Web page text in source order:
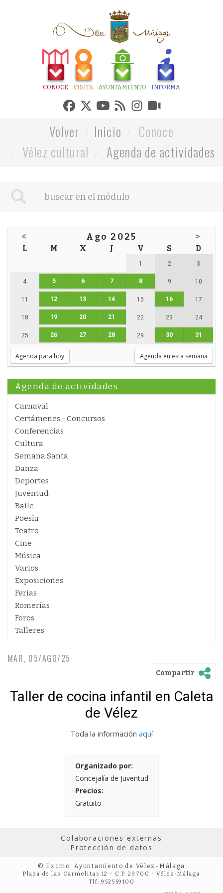
CONOCE VISITA AYUNTAMIENTO INFORMA
Volver Inicio
Conoce
Vélez cultural
Agenda de actividades
< Ago 2025 >
L M X J V S D
1 2 3
4 5 6 7 8 9 10
11 12 13 14 15 16 17
18 19 20 21 22 23 24
25 26 27 28 29 30 31
Agenda para hoy Agenda en esta semana
Agenda de actividades
Carnaval
Certámenes - Concursos
Conferencias
Cultura
Semana Santa
Danza
Deportes
Juventud
Baile
Poesía
Teatro
Cine
Música
Varios
Exposiciones
Ferias
Romerías
Foros
Talleres
MAR, 05/AGO/25
Compartir
Taller de cocina infantil en Caleta
de Vélez
Toda la información aquí
Organizado por:
Concejalía de Juventud
Precios:
Gratuito
Colaboraciones externas
Protección de datos
© Excmo. Ayuntamiento de Vélez-Málaga
Plaza de las Carmelitas 12 - C.P. 29700 - Vélez-Málaga
Tlf: 952559100